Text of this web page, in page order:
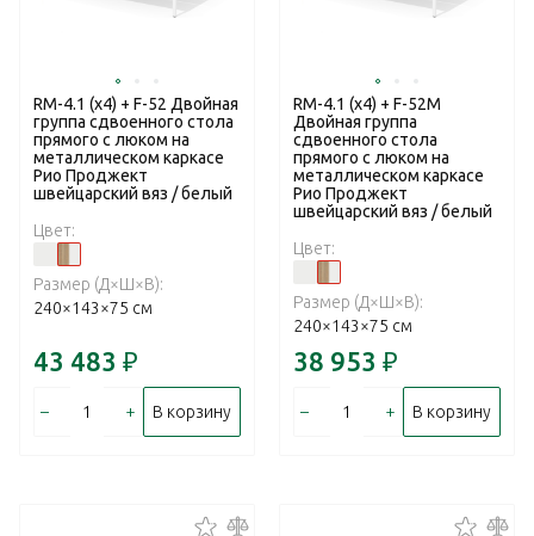
RM-4.1 (x4) + F-52 Двойная
группа сдвоенного стола
прямого с люком на
металлическом каркасе
Рио Проджект
швейцарский вяз / белый
Цвет:
Размер (Д×Ш×В):
240×143×75 см
43 483 ₽
– + В корзину
RM-4.1 (x4) + F-52M
Двойная группа
сдвоенного стола
прямого с люком на
металлическом каркасе
Рио Проджект
швейцарский вяз / белый
Цвет:
Размер (Д×Ш×В):
240×143×75 см
38 953 ₽
– + В корзину